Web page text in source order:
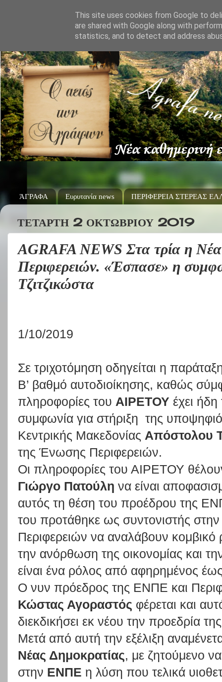
ΆΓΡΑΦΑ Ευρυτανία news ΠΕΡΙΦΕΡΕΙΑ ΣΤΕΡΕΑΣ
ΤΕΤΆΡΤΗ 2 ΟΚΤΩΒΡΊΟΥ 2019
AGRAFA NEWS Στα τρία η
Περιφερειών. «Έσπασε» η
Τζιτζικώστα
1/10/2019
Σε τριχοτόμηση οδηγείται η
Β’ βαθμό αυτοδιοίκησης, καθώς
πληροφορίες του ΑΙΡΕΤΟΥ έχει
συμφωνία για στήριξη της
Κεντρικής Μακεδονίας Απόστολου
της Ένωσης Περιφερειών.
Οι πληροφορίες του ΑΙΡΕΤΟΥ
Γιώργο Πατούλη να είναι
αυτός τη θέση του προέδρου της
του προτάθηκε ως συντονιστής
Περιφερειών να αναλάβουν
την ανόρθωση της οικονομίας και
είναι ένα ρόλος από αφηρημένος
Ο νυν πρόεδρος της ΕΝΠΕ και
Κώστας Αγοραστός φέρεται και
διεκδικήσει εκ νέου την προεδρία
Μετά από αυτή την εξέλιξη
Νέας Δημοκρατίας, με ζητούμενο
στην ΕΝΠΕ η λύση που τελικά
This site uses cookies from Google to
are shared with Google along with
statistics, and to detect and address